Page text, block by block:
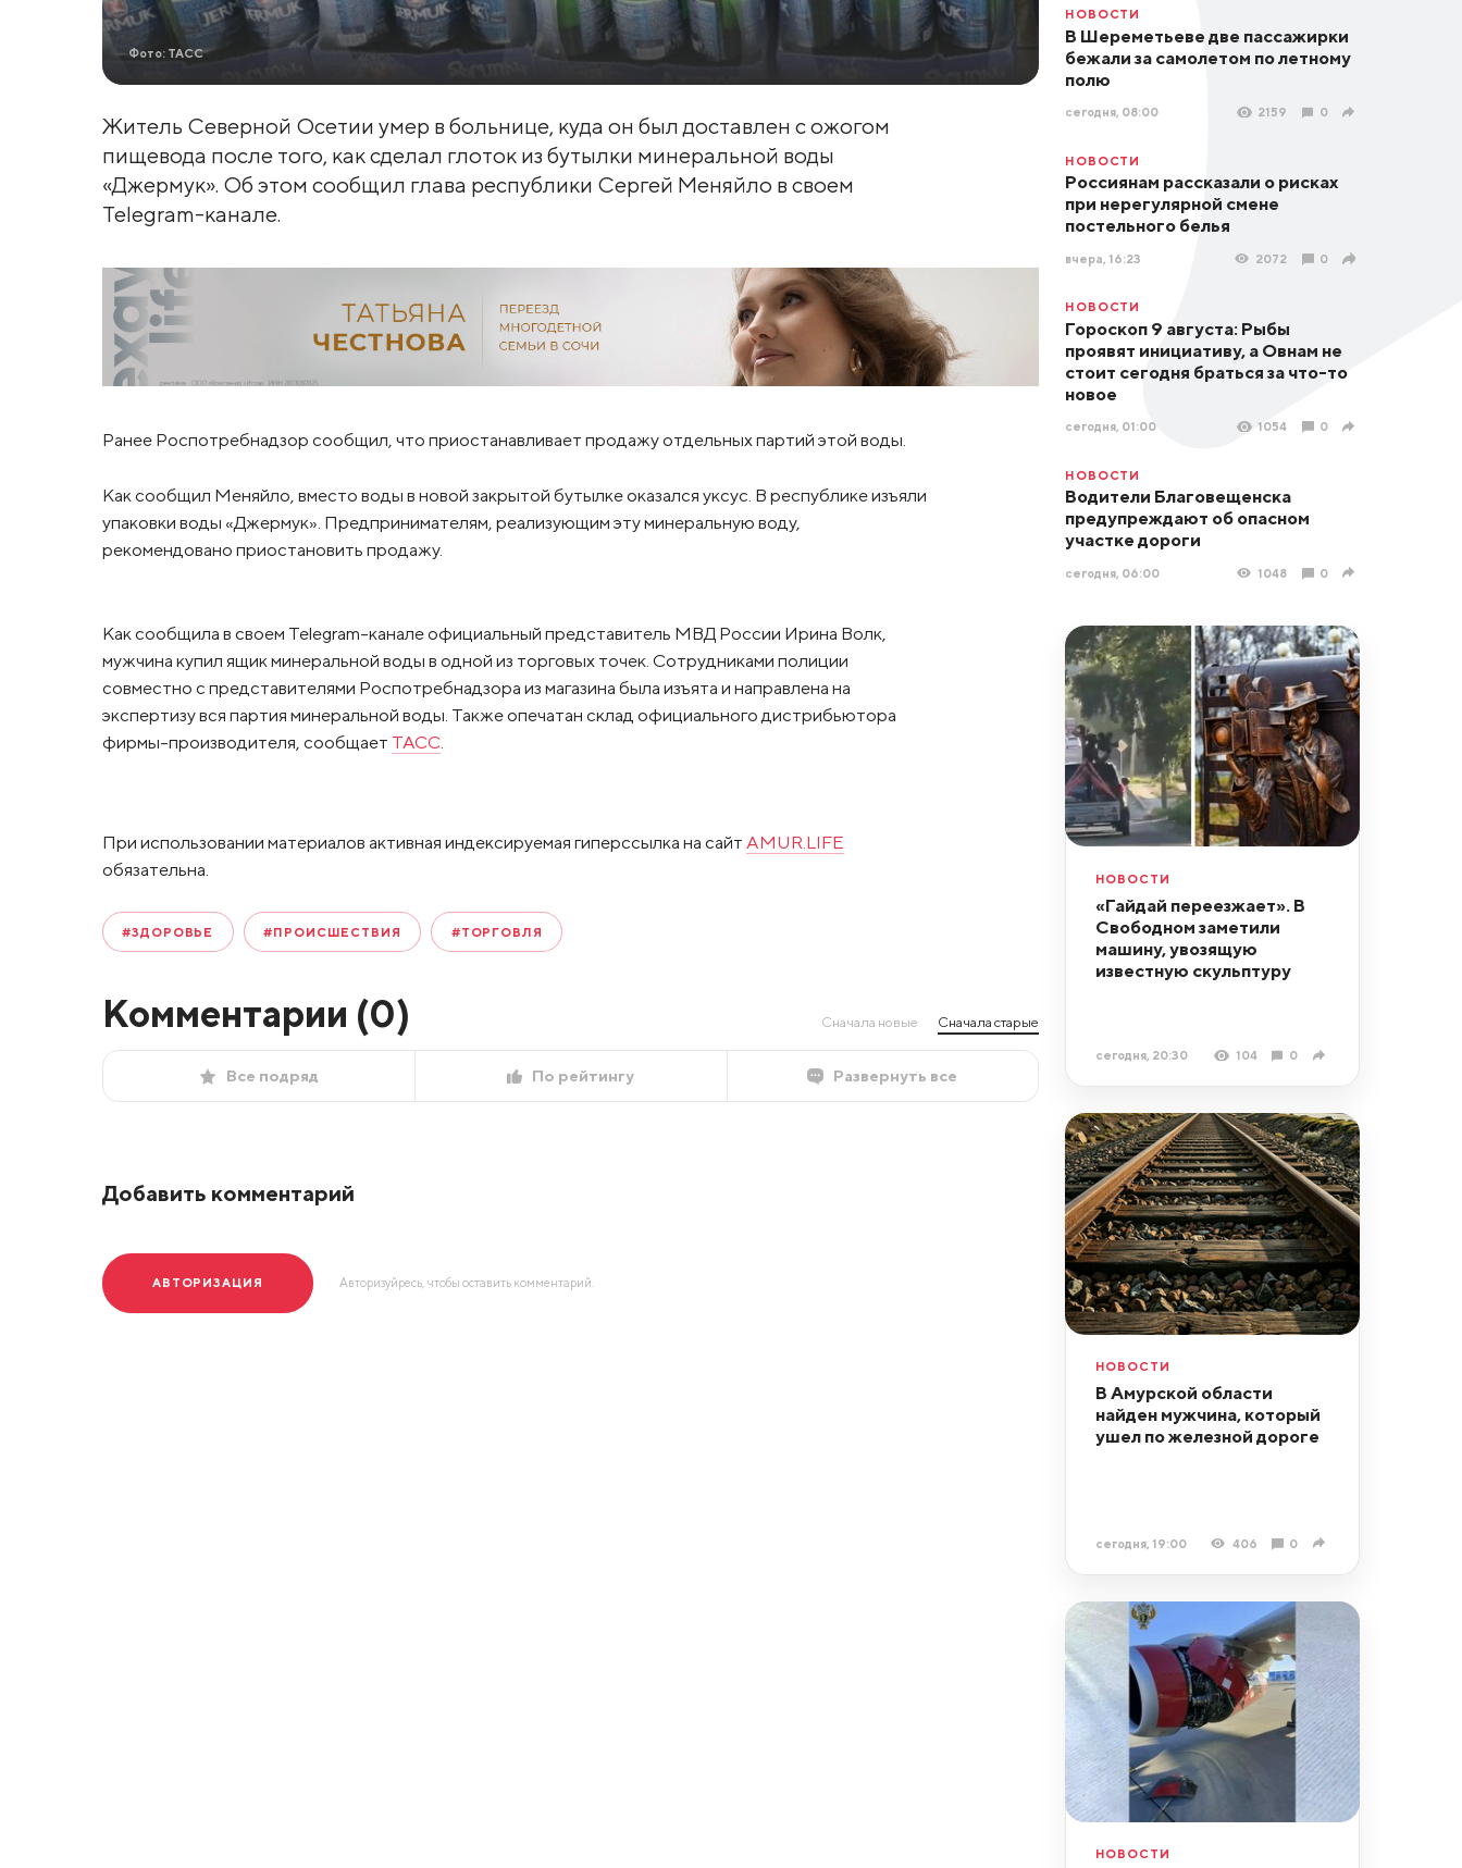
Фото: ТАСС
Житель Северной Осетии умер в больнице, куда он был доставлен с ожогом
пищевода после того, как сделал глоток из бутылки минеральной воды
«Джермук». Об этом сообщил глава республики Сергей Меняйло в своем
Telegram-канале.
Ранее Роспотребнадзор сообщил, что приостанавливает продажу отдельных партий этой воды.
Как сообщил Меняйло, вместо воды в новой закрытой бутылке оказался уксус. В республике изъяли
упаковки воды «Джермук». Предпринимателям, реализующим эту минеральную воду,
рекомендовано приостановить продажу.
Как сообщила в своем Telegram-канале официальный представитель МВД России Ирина Волк,
мужчина купил ящик минеральной воды в одной из торговых точек. Сотрудниками полиции
совместно с представителями Роспотребнадзора из магазина была изъята и направлена на
экспертизу вся партия минеральной воды. Также опечатан склад официального дистрибьютора
фирмы-производителя, сообщает ТАСС.
При использовании материалов активная индексируемая гиперссылка на сайт AMUR.LIFE
обязательна.
#ЗДОРОВЬЕ #ПРОИСШЕСТВИЯ #ТОРГОВЛЯ
Комментарии (0) Сначала новые Сначала старые
Все подряд По рейтингу Развернуть все
Добавить комментарий
АВТОРИЗАЦИЯ Авторизуйресь, чтобы оставить комментарий.
НОВОСТИ
В Шереметьеве две пассажирки
бежали за самолетом по летному
полю
сегодня, 08:00 2159 0
НОВОСТИ
Россиянам рассказали о рисках
при нерегулярной смене
постельного белья
вчера, 16:23 2072 0
НОВОСТИ
Гороскоп 9 августа: Рыбы
проявят инициативу, а Овнам не
стоит сегодня браться за что-то
новое
сегодня, 01:00 1054 0
НОВОСТИ
Водители Благовещенска
предупреждают об опасном
участке дороги
сегодня, 06:00 1048 0
НОВОСТИ
«Гайдай переезжает». В
Свободном заметили
машину, увозящую
известную скульптуру
сегодня, 20:30 104 0
НОВОСТИ
В Амурской области
найден мужчина, который
ушел по железной дороге
сегодня, 19:00 406 0
НОВОСТИ